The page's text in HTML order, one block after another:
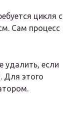
цикля с
Сам процесс
удалить, если
Для этого